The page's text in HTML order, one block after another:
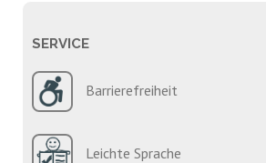
SERVICE
Barrierefreiheit
Leichte Sprache